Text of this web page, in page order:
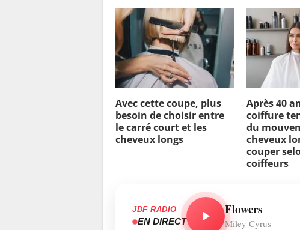
Avec cette coupe, plus
besoin de choisir entre
le carré court et les
cheveux longs
Après 40
coiffure
du
cheveux
couper
coiffeurs
JDF RADIO
EN DIRECT
Flowers
Miley Cyrus